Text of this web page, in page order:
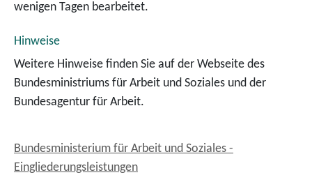
wenigen Tagen bearbeitet.
Hinweise
Weitere Hinweise finden Sie auf der Webseite des
Bundesministriums für Arbeit und Soziales und der
Bundesagentur für Arbeit.
Bundesministerium für Arbeit und Soziales -
Eingliederungsleistungen